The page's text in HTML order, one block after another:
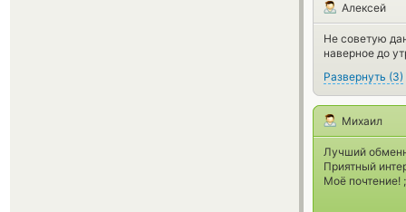
Алексей
Не советую
наверное до
Развернуть (3)
Михаил
Лучший
Приятный
Моё почтение!